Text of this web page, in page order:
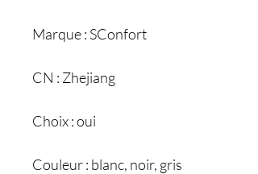
Marque : SConfort
CN : Zhejiang
Choix : oui
Couleur : blanc, noir, gris